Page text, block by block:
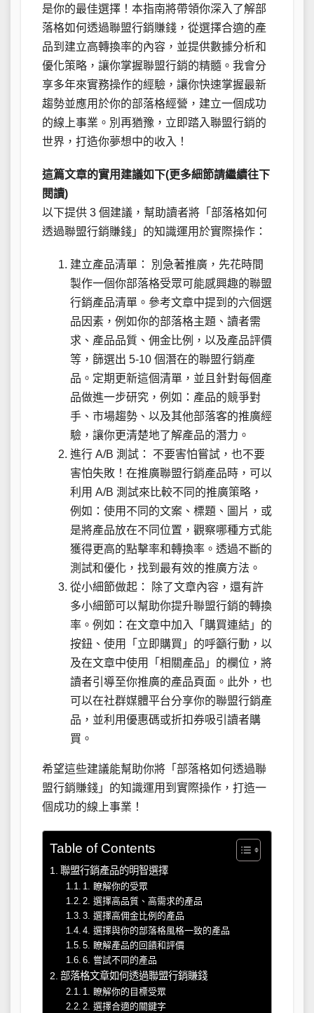
是你的最佳選擇！本指南將帶領你深入了解部
落格如何透過聯盟行銷賺錢，從選擇合適的產
品到建立高轉換率的內容，並提供數據分析和
優化策略，讓你掌握聯盟行銷的精髓。我會分
享多年來實務操作的經驗，讓你快速掌握最新
趨勢並應用於你的部落格經營，建立一個成功
的線上事業。別再猶豫，立即踏入聯盟行銷的
世界，打造你夢想中的收入！
這篇文章的實用建議如下(更多細節請繼續往下
閱讀)
以下提供 3 個建議，幫助讀者將「部落格如何
透過聯盟行銷賺錢」的知識運用於實際操作：
建立產品清單： 別急著推廣，先花時間
製作一個你部落格受眾可能感興趣的聯盟
行銷產品清單。參考文章中提到的六個選
品因素，例如你的部落格主題、讀者需
求、產品品質、佣金比例，以及產品評價
等，篩選出 5-10 個潛在的聯盟行銷產
品。定期更新這個清單，並且針對每個產
品做進一步研究，例如：產品的競爭對
手、市場趨勢、以及其他部落客的推廣經
驗，讓你更清楚地了解產品的潛力。
進行 A/B 測試： 不要害怕嘗試，也不要
害怕失敗！在推廣聯盟行銷產品時，可以
利用 A/B 測試來比較不同的推廣策略，
例如：使用不同的文案、標題、圖片，或
是將產品放在不同位置，觀察哪種方式能
獲得更高的點擊率和轉換率。透過不斷的
測試和優化，找到最有效的推廣方法。
從小細節做起： 除了文章內容，還有許
多小細節可以幫助你提升聯盟行銷的轉換
率。例如：在文章中加入「購買連結」的
按鈕、使用「立即購買」的呼籲行動，以
及在文章中使用「相關產品」的欄位，將
讀者引導至你推廣的產品頁面。此外，也
可以在社群媒體平台分享你的聯盟行銷產
品，並利用優惠碼或折扣券吸引讀者購
買。
希望這些建議能幫助你將「部落格如何透過聯
盟行銷賺錢」的知識運用到實際操作，打造一
個成功的線上事業！
Table of Contents
聯盟行銷產品的明智選擇
1. 瞭解你的受眾
2. 選擇高品質、高需求的產品
3. 選擇高佣金比例的產品
4. 選擇與你的部落格風格一致的產品
5. 瞭解產品的回饋和評價
6. 嘗試不同的產品
部落格文章如何透過聯盟行銷賺錢
1. 瞭解你的目標受眾
2. 選擇合適的關鍵字